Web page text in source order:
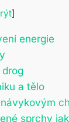
]
energie
a tělo
sprchy